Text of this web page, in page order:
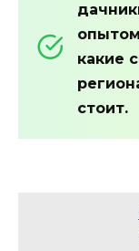
какие
стоит.